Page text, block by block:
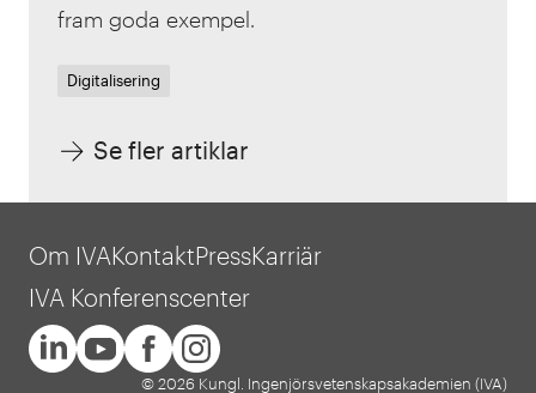
fram goda exempel.
Digitalisering
Se fler artiklar
Om IVAKontaktPressKarriär
IVA Konferenscenter
© 2026 Kungl. Ingenjörsvetenskapsakademien (IVA)